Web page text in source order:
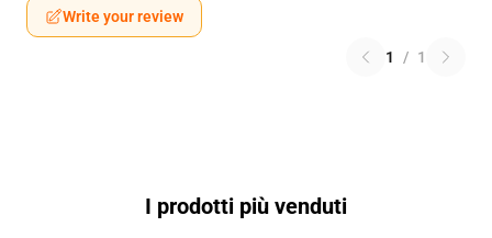
Write your review
1 / 1
I prodotti più venduti